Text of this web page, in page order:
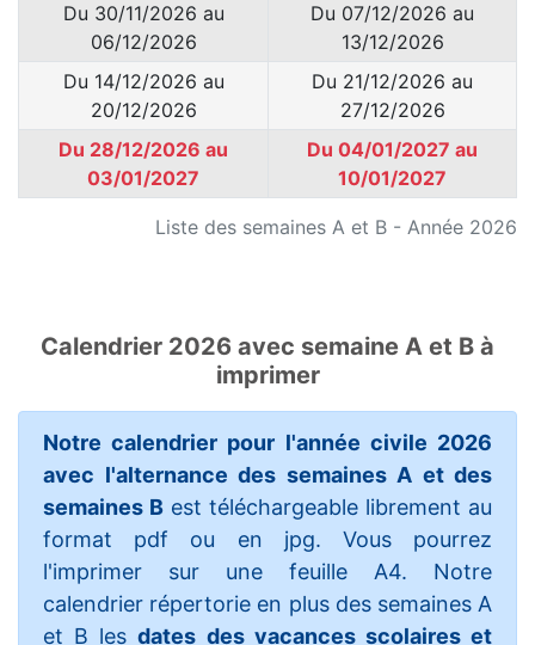
Liste des semaines A et B - Année 2026
Du 30/11/2026 au
06/12/2026
Du 07/12/2026 au
13/12/2026
Du 14/12/2026 au
20/12/2026
Du 21/12/2026 au
27/12/2026
Du 28/12/2026 au
03/01/2027
Du 04/01/2027 au
10/01/2027
Calendrier 2026 avec semaine A et B à
imprimer
Notre calendrier pour l'année civile 2026
avec l'alternance des semaines A et des
semaines B est téléchargeable librement au
format pdf ou en jpg. Vous pourrez
l'imprimer sur une feuille A4. Notre
calendrier répertorie en plus des semaines A
et B lesdates des vacances scolaires et